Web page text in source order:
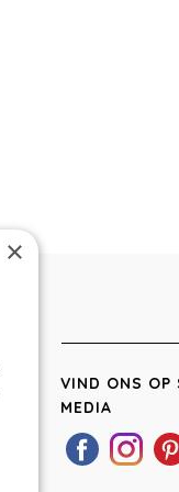
VIND ONS OP
MEDIA
×